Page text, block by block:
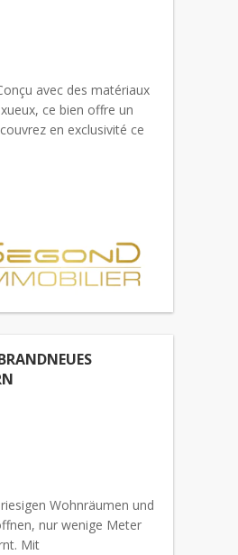
avec des matériaux
ce bien offre un
en exclusivité ce
Wohnräumen und
nur wenige Meter
Mit